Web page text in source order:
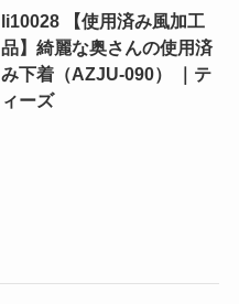
li10028 【使用済み風加工
品】綺麗な奥さんの使用済
み下着（AZJU-090） ｜テ
ィーズ